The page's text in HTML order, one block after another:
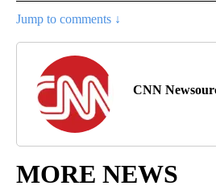
Jump to comments ↓
CNN
MORE NEWS